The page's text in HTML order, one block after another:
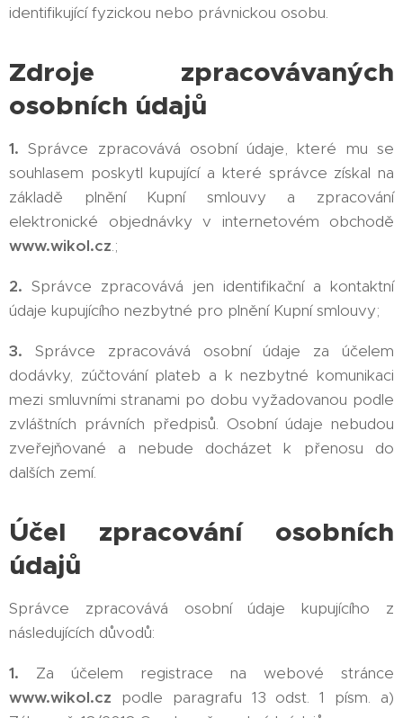
identifikující fyzickou nebo právnickou osobu.
Zdroje zpracovávaných
osobních údajů
1.Správce zpracovává osobní údaje, které mu se
souhlasem poskytl kupující a které správce získal na
základě plnění Kupní smlouvy a zpracování
elektronické objednávky v internetovém obchodě
www.wikol.cz.;
2. Správce zpracovává jen identifikační a kontaktní
údaje kupujícího nezbytné pro plnění Kupní smlouvy;
3. Správce zpracovává osobní údaje za účelem
dodávky, zúčtování plateb a k nezbytné komunikaci
mezi smluvními stranami po dobu vyžadovanou podle
zvláštních právních předpisů. Osobní údaje nebudou
zveřejňované a nebude docházet k přenosu do
dalších zemí.
Účel zpracování osobních
údajů
Správce zpracovává osobní údaje kupujícího z
následujících důvodů:
1. Za účelem registrace na webové stránce
www.wikol.cz podle paragrafu 13 odst. 1 písm. a)